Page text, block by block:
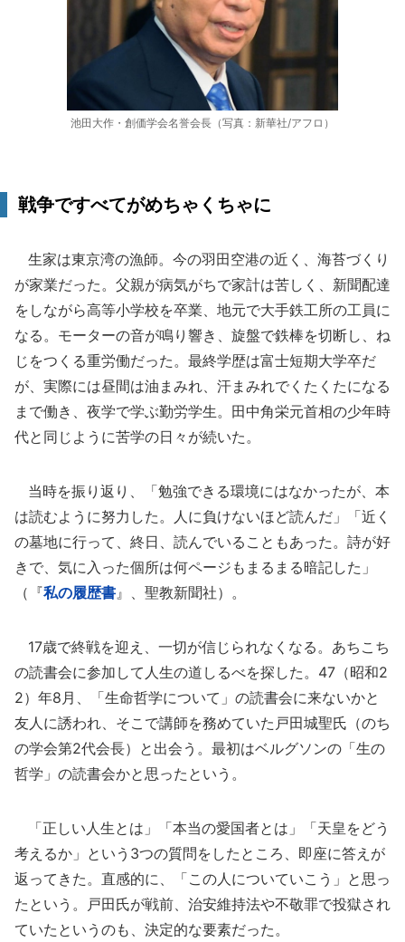
池田大作・創価学会名誉会長（写真：新華社/アフロ）
戦争ですべてがめちゃくちゃに
生家は東京湾の漁師。今の羽田空港の近く、海苔づくり
が家業だった。父親が病気がちで家計は苦しく、新聞配達
をしながら高等小学校を卒業、地元で大手鉄工所の工員に
なる。モーターの音が鳴り響き、旋盤で鉄棒を切断し、ね
じをつくる重労働だった。最終学歴は富士短期大学卒だ
が、実際には昼間は油まみれ、汗まみれでくたくたになる
まで働き、夜学で学ぶ勤労学生。田中角栄元首相の少年時
代と同じように苦学の日々が続いた。
当時を振り返り、「勉強できる環境にはなかったが、本
は読むように努力した。人に負けないほど読んだ」「近く
の墓地に行って、終日、読んでいることもあった。詩が好
きで、気に入った個所は何ページもまるまる暗記した」
（『私の履歴書』、聖教新聞社）。
17歳で終戦を迎え、一切が信じられなくなる。あちこち
の読書会に参加して人生の道しるべを探した。47（昭和2
2）年8月、「生命哲学について」の読書会に来ないかと
友人に誘われ、そこで講師を務めていた戸田城聖氏（のち
の学会第2代会長）と出会う。最初はベルグソンの「生の
哲学」の読書会かと思ったという。
「正しい人生とは」「本当の愛国者とは」「天皇をどう
考えるか」という3つの質問をしたところ、即座に答えが
返ってきた。直感的に、「この人についていこう」と思っ
たという。戸田氏が戦前、治安維持法や不敬罪で投獄され
ていたというのも、決定的な要素だった。